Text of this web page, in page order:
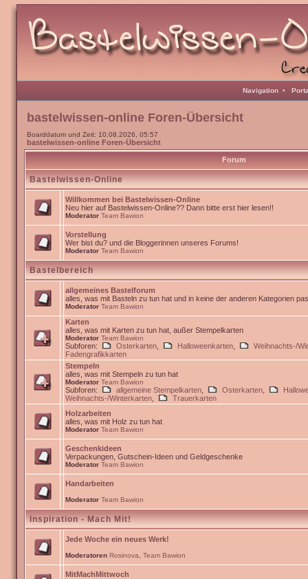
Navigation •
bastelwissen-online Foren-Übersicht
Boarddatum und Zeit: 10.08.2026, 05:57
bastelwissen-online Foren-Übersicht
Forum
Bastelwissen-Online
Willkommen bei Bastelwissen-Online
Neu hier auf Bastelwissen-Online?? Dann bitte erst hier lesen!!
Moderator Team Bawion
Vorstellung
Wer bist du? und die Bloggerinnen unseres Forums!
Moderator Team Bawion
Bastelbereich
allgemeines Bastelforum
alles, was mit Basteln zu tun hat und in keine der anderen Kategorien
Moderator Team Bawion
Karten
alles, was mit Karten zu tun hat, außer Stempelkarten
Moderator Team Bawion
Subforen: Osterkarten Halloweenkarten
Weihnachts-/
Fadengrafikkarten
Stempeln
alles, was mit Stempeln zu tun hat
Moderator Team Bawion
Subforen: allgemeine Stempelkarten Osterkarten
Weihnachts-/Winterkarten
Trauerkarten
Holzarbeiten
alles, was mit Holz zu tun hat
Moderator Team Bawion
Geschenkideen
Verpackungen, Gutschein-Ideen und Geldgeschenke
Moderator Team Bawion
Handarbeiten
Moderator Team Bawion
Inspiration - Mach Mit!
Jede Woche ein neues Werk!
Moderatoren Rosinova Team Bawion
MitMachMittwoch